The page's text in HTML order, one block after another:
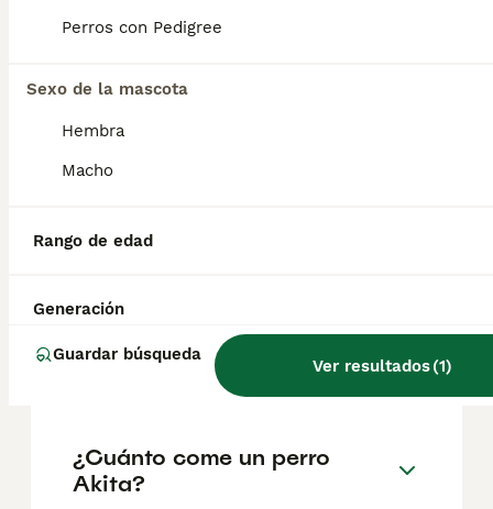
Perros con Pedigree
Sexo de la mascota
Hembra
Macho
Rango de edad
Generación
Guardar búsqueda
Ver resultados(1)
factores como el pedigrí, la reputación del
¿Es un Akita un buen perro
¿Cuánto suele vivir un akita
¿Cuál es mejor, Akita o
¿Cuánto come un perro
Akita?